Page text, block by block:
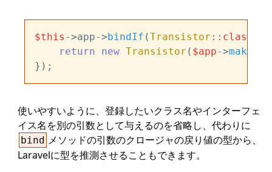
$this ->app->bindIf (Transistor :: class
return
new Transistor ( $app->make
使いやすいように、登録したいクラス名やインターフェ
イス名を別の引数として与えるのを省略し、代わりに
bind メソッドの引数のクロージャの戻り値の型から、
Laravelに型を推測させることもできます。